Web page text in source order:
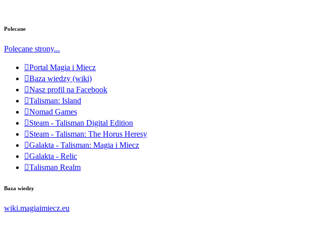
Polecane
Polecane strony...
Portal Magia i Miecz
Baza wiedzy (wiki)
Nasz profil na Facebook
Talisman: Island
Nomad Games
Steam - Talisman Digital Edition
Steam - Talisman: The Horus Heresy
Galakta - Talisman: Magia i Miecz
Galakta - Relic
Talisman Realm
Baza wiedzy
wiki.magiaimiecz.eu